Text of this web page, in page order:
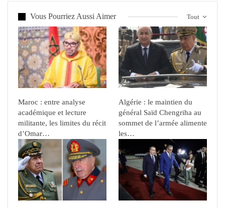
Tout
Vous Pourriez Aussi Aimer
Maroc : entre analyse
académique et lecture
militante, les limites du récit
d’Omar…
Algérie : le maintien du
général Saïd Chengriha au
sommet de l’armée alimente
les…